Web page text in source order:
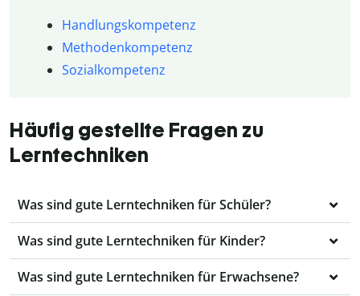
Handlungskompetenz
Methodenkompetenz
Sozialkompetenz
Häufig gestellte Fragen zu
Lerntechniken
Was sind gute Lerntechniken für Schüler?
Was sind gute Lerntechniken für Kinder?
Was sind gute Lerntechniken für Erwachsene?